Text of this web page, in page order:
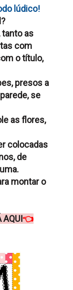
lúdico!
tanto as
com
o título,
presos a
se
as flores,
colocadas
de
montar o
AQUI👈